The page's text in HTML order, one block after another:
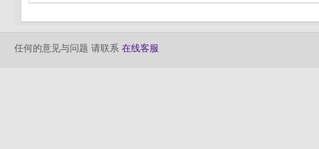
任何的意见与问题 请联系 在线客服